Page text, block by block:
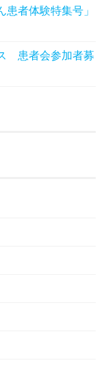
者体験特集号」
患者会参加者募